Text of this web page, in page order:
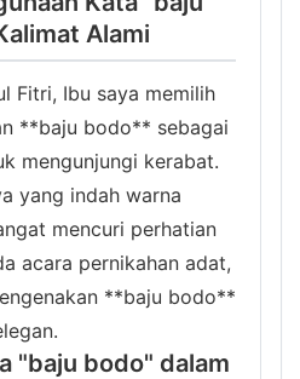
Alami
Fitri, Ibu saya memilih
**baju bodo** sebagai
mengunjungi kerabat.
yang indah warna
mencuri perhatian
acara pernikahan adat,
**baju bodo**
"baju bodo" dalam